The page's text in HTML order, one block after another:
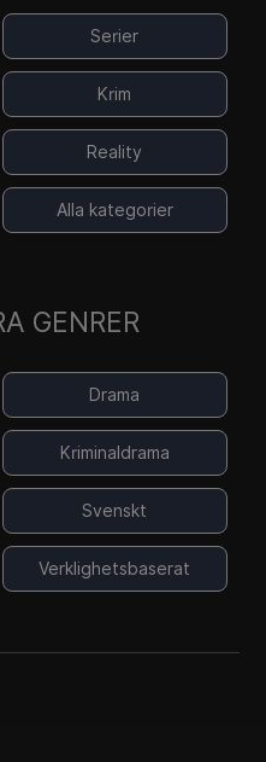
Serier
Krim
Reality
Alla kategorier
GENRER
Drama
Kriminaldrama
Svenskt
Verklighetsbaserat